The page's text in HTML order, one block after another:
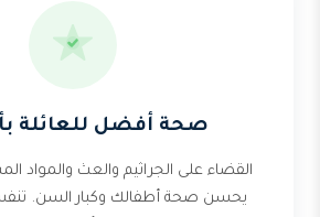
صحة أفضل للعائلة
القضاء على الجراثيم والعث والمواد
يحسن صحة أطفالك وكبار السن.